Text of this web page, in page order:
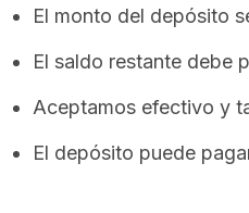
El monto del depósito
El saldo restante debe
Aceptamos efectivo y
El depósito puede